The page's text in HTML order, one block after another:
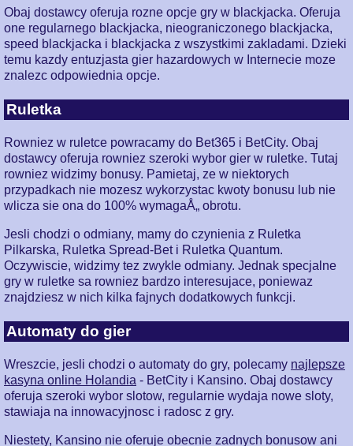
Obaj dostawcy oferuja rozne opcje gry w blackjacka. Oferuja
one regularnego blackjacka, nieograniczonego blackjacka,
speed blackjacka i blackjacka z wszystkimi zakladami. Dzieki
temu kazdy entuzjasta gier hazardowych w Internecie moze
znalezc odpowiednia opcje.
Ruletka
Rowniez w ruletce powracamy do Bet365 i BetCity. Obaj
dostawcy oferuja rowniez szeroki wybor gier w ruletke. Tutaj
rowniez widzimy bonusy. Pamietaj, ze w niektorych
przypadkach nie mozesz wykorzystac kwoty bonusu lub nie
wlicza sie ona do 100% wymagaÅ„ obrotu.
Jesli chodzi o odmiany, mamy do czynienia z Ruletka
Pilkarska, Ruletka Spread-Bet i Ruletka Quantum.
Oczywiscie, widzimy tez zwykle odmiany. Jednak specjalne
gry w ruletke sa rowniez bardzo interesujace, poniewaz
znajdziesz w nich kilka fajnych dodatkowych funkcji.
Automaty do gier
Wreszcie, jesli chodzi o automaty do gry, polecamy najlepsze
kasyna online Holandia - BetCity i Kansino. Obaj dostawcy
oferuja szeroki wybor slotow, regularnie wydaja nowe sloty,
stawiaja na innowacyjnosc i radosc z gry.
Niestety, Kansino nie oferuje obecnie zadnych bonusow ani